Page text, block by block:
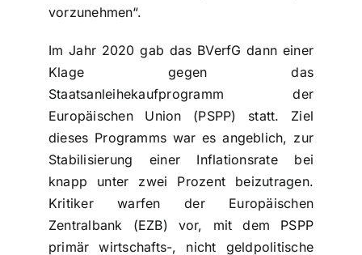
vorzunehmen“.
Im Jahr 2020 gab das BVerfG dann einer
Klage gegen das
Staatsanleihekaufprogramm der
Europäischen Union (PSPP) statt. Ziel
dieses Programms war es angeblich, zur
Stabilisierung einer Inflationsrate bei
knapp unter zwei Prozent beizutragen.
Kritiker warfen der Europäischen
Zentralbank (EZB) vor, mit dem PSPP
primär wirtschafts-, nicht geldpolitische